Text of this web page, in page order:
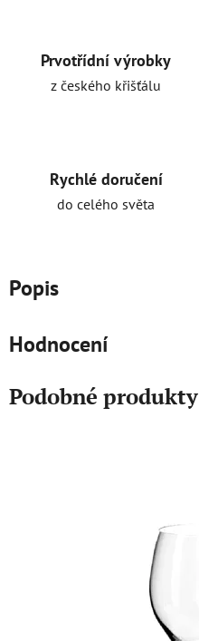
Prvotřídní výrobky
z českého křišťálu
Rychlé doručení
do celého světa
Popis
Hodnocení
Podobné produkty